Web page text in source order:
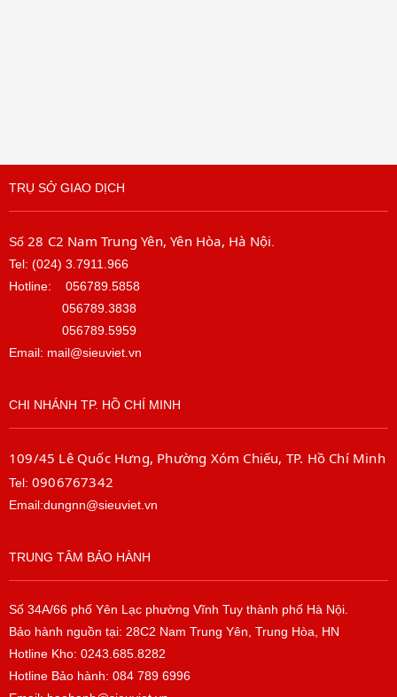
TRỤ SỞ GIAO DỊCH
Số 28 C2 Nam Trung Yên, Yên Hòa, Hà Nội
Tel: (024) 3.7911.966
Hotline: 056789.5858
056789.3838
056789.5959
Email: mail@sieuviet.vn
CHI NHÁNH TP. HỒ CHÍ MINH
109/45 Lê Quốc Hưng, Phường Xóm Chiếu, TP. Hồ Chí Minh
Tel: 0906767342
Email:dungnn@sieuviet.vn
TRUNG TÂM BẢO HÀNH
Số 34A/66 phố Yên Lạc phường Vĩnh Tuy thành phố Hà Nội.
Bảo hành nguồn tại: 28C2 Nam Trung Yên, Trung Hòa, HN
Hotline Kho: 0243.685.8282
Hotline Bảo hành: 084 789 6996